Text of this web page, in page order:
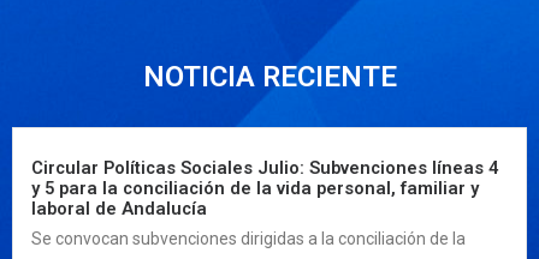
NOTICIA RECIENTE
Circular Políticas Sociales Julio: Subvenciones líneas 4
y 5 para la conciliación de la vida personal, familiar y
laboral de Andalucía
Se convocan subvenciones dirigidas a la conciliación de la